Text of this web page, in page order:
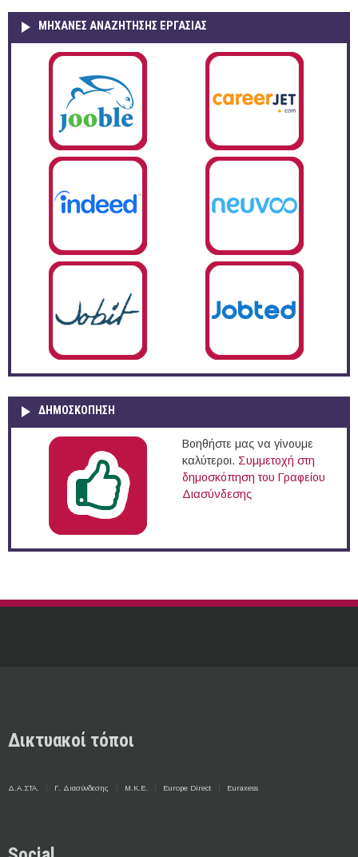
ΜΗΧΑΝΕΣ ΑΝΑΖΗΤΗΣΗΣ ΕΡΓΑΣΙΑΣ
ΔΗΜΟΣΚΌΠΗΣΗ
Βοηθήστε μας να γίνουμε
καλύτεροι. Συμμετοχή στη
δημοσκόπηση του Γραφείου
Διασύνδεσης
Δικτυακοί τόποι
Δ.Α.ΣΤΑ. Γ. Διασύνδεσης Μ.Κ.Ε. Europe Direct Euraxess